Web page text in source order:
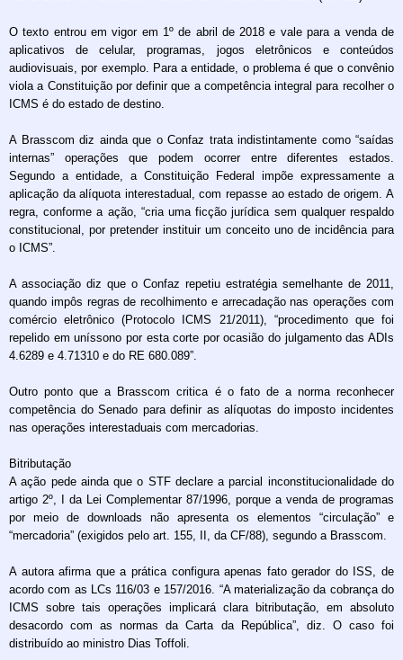
O texto entrou em vigor em 1º de abril de 2018 e vale para a venda de
aplicativos de celular, programas, jogos eletrônicos e conteúdos
audiovisuais, por exemplo. Para a entidade, o problema é que o convênio
viola a Constituição por definir que a competência integral para recolher o
ICMS é do estado de destino.
A Brasscom diz ainda que o Confaz trata indistintamente como “saídas
internas” operações que podem ocorrer entre diferentes estados.
Segundo a entidade, a Constituição Federal impõe expressamente a
aplicação da alíquota interestadual, com repasse ao estado de origem. A
regra, conforme a ação, “cria uma ficção jurídica sem qualquer respaldo
constitucional, por pretender instituir um conceito uno de incidência para
o ICMS”.
A associação diz que o Confaz repetiu estratégia semelhante de 2011,
quando impôs regras de recolhimento e arrecadação nas operações com
comércio eletrônico (Protocolo ICMS 21/2011), “procedimento que foi
repelido em uníssono por esta corte por ocasião do julgamento das ADIs
4.6289 e 4.71310 e do RE 680.089”.
Outro ponto que a Brasscom critica é o fato de a norma reconhecer
competência do Senado para definir as alíquotas do imposto incidentes
nas operações interestaduais com mercadorias.
Bitributação
A ação pede ainda que o STF declare a parcial inconstitucionalidade do
artigo 2º, I da Lei Complementar 87/1996, porque a venda de programas
por meio de downloads não apresenta os elementos “circulação” e
“mercadoria” (exigidos pelo art. 155, II, da CF/88), segundo a Brasscom.
A autora afirma que a prática configura apenas fato gerador do ISS, de
acordo com as LCs 116/03 e 157/2016. “A materialização da cobrança do
ICMS sobre tais operações implicará clara bitributação, em absoluto
desacordo com as normas da Carta da República”, diz. O caso foi
distribuído ao ministro Dias Toffoli.